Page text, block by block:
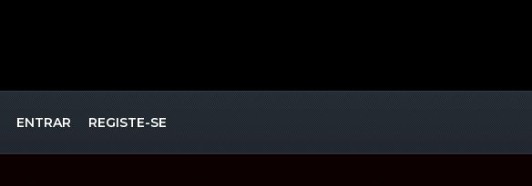
ENTRAR REGISTE-SE